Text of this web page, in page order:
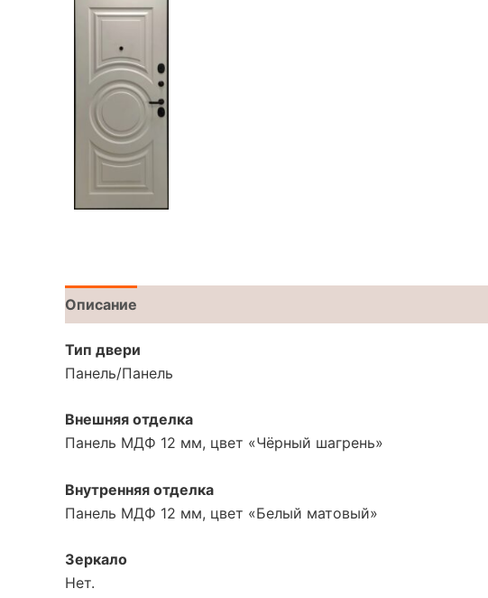
Описание
Тип двери
Панель/Панель
Внешняя отделка
Панель МДФ 12 мм, цвет «Чёрный шагрень»
Внутренняя отделка
Панель МДФ 12 мм, цвет «Белый матовый»
Зеркало
Нет.